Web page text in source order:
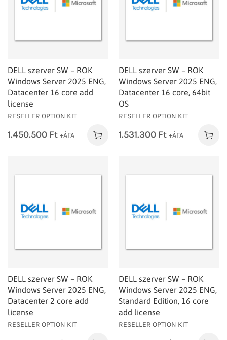
DELL szerver SW – ROK
Windows Server 2025 ENG,
Datacenter 16 core add
license
RESELLER OPTION KIT
1.450.500 Ft +ÁFA
DELL szerver SW – ROK
Windows Server 2025 ENG,
Datacenter 16 core, 64bit
OS
RESELLER OPTION KIT
1.531.300 Ft +ÁFA
DELL szerver SW – ROK
Windows Server 2025 ENG,
Datacenter 2 core add
license
RESELLER OPTION KIT
DELL szerver SW – ROK
Windows Server 2025 ENG,
Standard Edition, 16 core
add license
RESELLER OPTION KIT